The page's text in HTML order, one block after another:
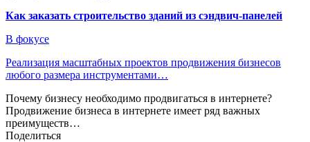
Как заказать строительство зданий из сэндвич-панелей
В фокусе
Реализация масштабных проектов продвижения бизнесов
любого размера инструментами…
Почему бизнесу необходимо продвигаться в интернете?
Продвижение бизнеса в интернете имеет ряд важных
преимуществ…
Поделиться